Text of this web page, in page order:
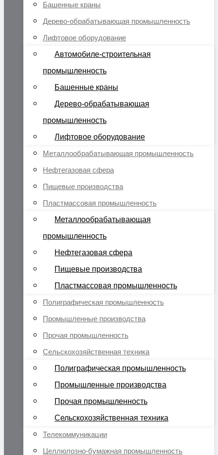
Башенные краны
Дерево-обрабатывающая промышленность
Лифтовое оборудование
Автомобиле-строительная
промышленность
Башенные краны
Дерево-обрабатывающая
промышленность
Лифтовое оборудование
Металлообрабатывающая промышленность
Нефтегазовая сфера
Пищевые производства
Пластмассовая промышленность
Металлообрабатывающая
промышленность
Нефтегазовая сфера
Пищевые производства
Пластмассовая промышленность
Полиграфическая промышленность
Промышленные производства
Прочая промышленность
Сельскохозяйственная техника
Полиграфическая промышленность
Промышленные производства
Прочая промышленность
Сельскохозяйственная техника
Телекоммуникации
Целлюлозно-бумажная промышленность